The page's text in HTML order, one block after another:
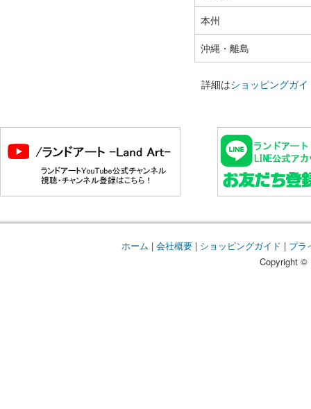
本州
沖縄・離島
詳細はショッピングガイ
ホーム | 会社概要| ショッピングガイド | プラ
Copyright ©